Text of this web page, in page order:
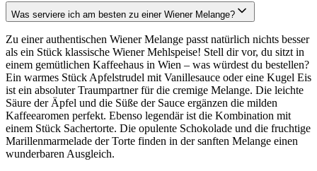
Was serviere ich am besten zu einer Wiener Melange?
Zu einer authentischen Wiener Melange passt natürlich nichts besser
als ein Stück klassische Wiener Mehlspeise! Stell dir vor, du sitzt in
einem gemütlichen Kaffeehaus in Wien – was würdest du bestellen?
Ein warmes Stück Apfelstrudel mit Vanillesauce oder eine Kugel Eis
ist ein absoluter Traumpartner für die cremige Melange. Die leichte
Säure der Äpfel und die Süße der Sauce ergänzen die milden
Kaffeearomen perfekt. Ebenso legendär ist die Kombination mit
einem Stück Sachertorte. Die opulente Schokolade und die fruchtige
Marillenmarmelade der Torte finden in der sanften Melange einen
wunderbaren Ausgleich.